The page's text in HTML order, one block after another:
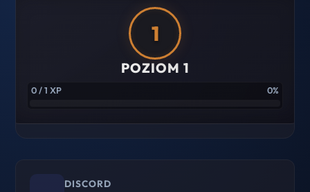
1
POZIOM 1
0 / 1 XP 0%
DISCORD